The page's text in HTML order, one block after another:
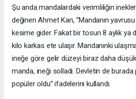
Şu anda mandalardaki verimliliğin
değinen Ahmet Kan, “Mandanın
kesime gider. Fakat bir tosun 8 aylık ya
kilo karkas ete ulaşır. Mandanınki
ineğe göre gelir düzeyi biraz daha
manda, ineği solladı. Devletin de burada
popüler oldu” ifadelerini kullandı.